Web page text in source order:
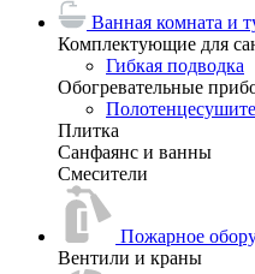
Ванная комната и
Комплектующие для
Гибкая подводка
Обогревательные
Плитка
Санфаянс и ванны
Смесители
Пожарное
Вентили и краны